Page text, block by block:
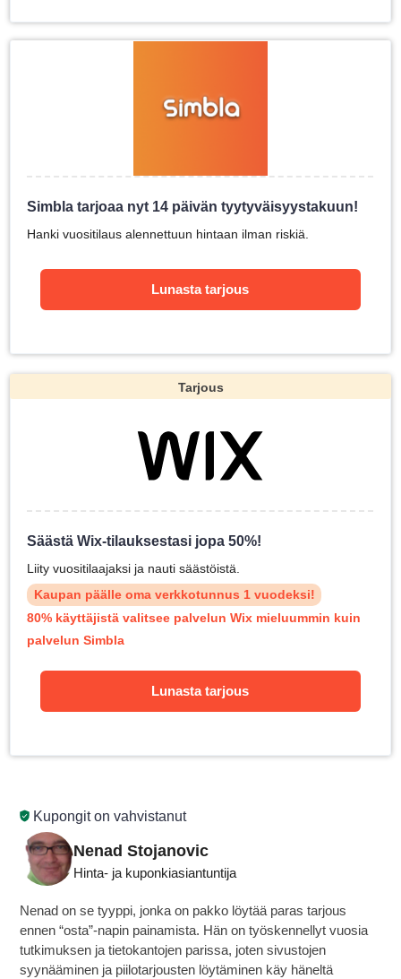
Kupongit on vahvistanut
Nenad Stojanovic
Hinta- ja kuponkiasiantuntija
Nenad on se tyyppi, jonka on pakko löytää paras tarjous
ennen “osta”-napin painamista. Hän on työskennellyt vuosia
tutkimuksen ja tietokantojen parissa, joten sivustojen
syynääminen ja piilotarjousten löytäminen käy häneltä
Simbla tarjoaa nyt 14 päivän tyytyväisyystakuun!
Hanki vuositilaus alennettuun hintaan ilman riskiä.
Lunasta tarjous
Tarjous
Säästä Wix-tilauksestasi jopa 50%!
Liity vuositilaajaksi ja nauti säästöistä.
Kaupan päälle oma verkkotunnus 1 vuodeksi!
80% käyttäjistä valitsee palvelun Wix mieluummin kuin
palvelun Simbla
Lunasta tarjous